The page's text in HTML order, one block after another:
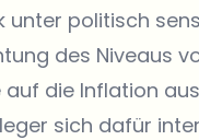
unter politisch
des Niveaus
auf die Inflation
sich dafür